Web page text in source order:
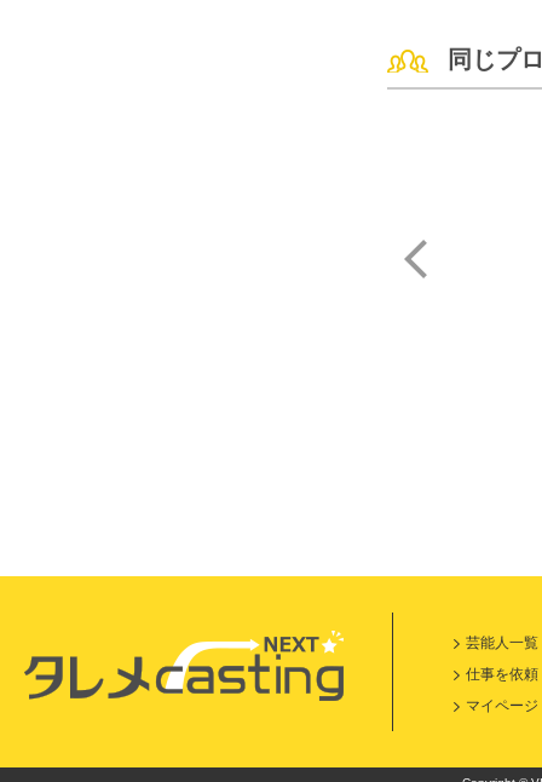
同じプ
芸能人一覧
仕事を依頼
マイページ